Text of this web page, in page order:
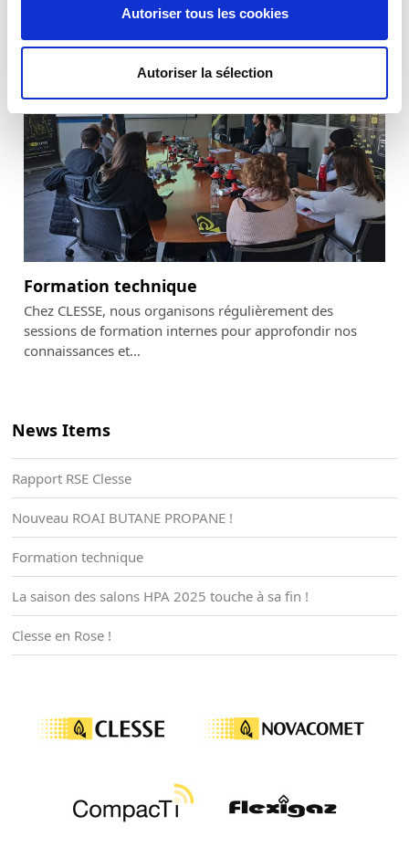
Autoriser tous les cookies
Autoriser la sélection
Formation technique
Chez CLESSE, nous organisons régulièrement des
sessions de formation internes pour approfondir nos
connaissances et…
News Items
Rapport RSE Clesse
Nouveau ROAI BUTANE PROPANE !
Formation technique
La saison des salons HPA 2025 touche à sa fin !
Clesse en Rose !